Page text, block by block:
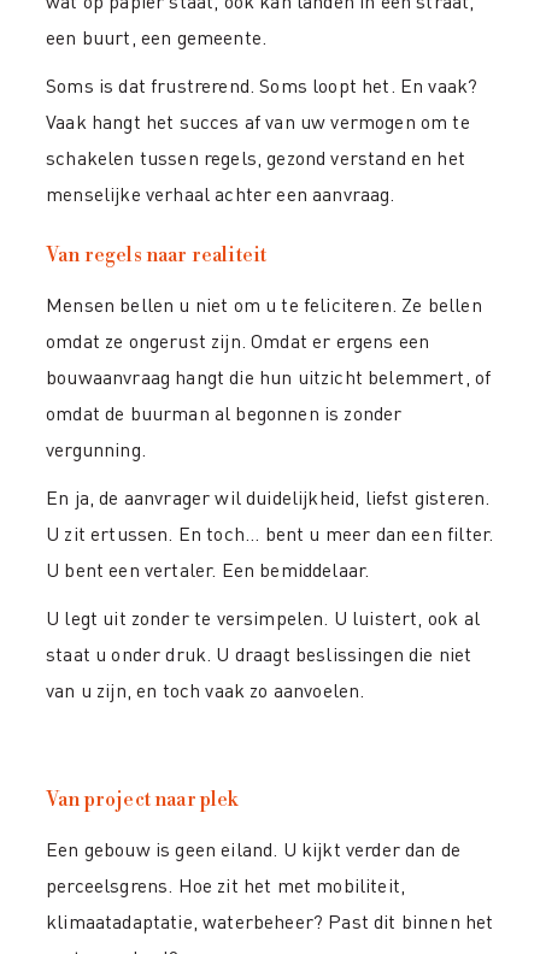
een buurt, een gemeente.
Soms is dat frustrerend. Soms loopt het. En vaak?
Vaak hangt het succes af van uw vermogen om te
schakelen tussen regels, gezond verstand en het
menselijke verhaal achter een aanvraag.
Van regels naar realiteit
Mensen bellen u niet om u te feliciteren. Ze bellen
omdat ze ongerust zijn. Omdat er ergens een
bouwaanvraag hangt die hun uitzicht belemmert, of
omdat de buurman al begonnen is zonder
vergunning.
En ja, de aanvrager wil duidelijkheid, liefst gisteren.
U zit ertussen. En toch... bent u meer dan een filter.
U bent een vertaler. Een bemiddelaar.
U legt uit zonder te versimpelen. U luistert, ook al
staat u onder druk. U draagt beslissingen die niet
van u zijn, en toch vaak zo aanvoelen.
Van project naar plek
Een gebouw is geen eiland. U kijkt verder dan de
perceelsgrens. Hoe zit het met mobiliteit,
klimaatadaptatie, waterbeheer? Past dit binnen het